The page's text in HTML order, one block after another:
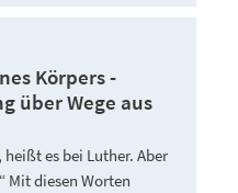
Körpers -
über Wege aus
heißt es bei Luther. Aber
Mit diesen Worten